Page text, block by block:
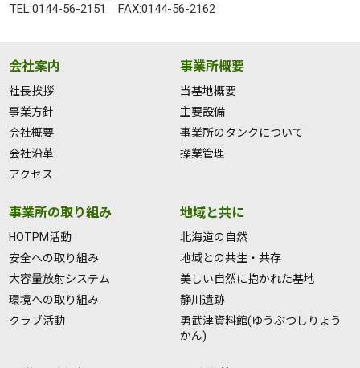
TEL:0144-56-2151 FAX:0144-56-2162
会社案内
社長挨拶
事業方針
会社概要
会社沿革
アクセス
事業所概要
当基地概要
主要設備
事業所のタンクについて
操業管理
事業所の取り組み
HOTPM活動
安全への取り組み
大容量放射システム
環境への取り組み
クラブ活動
地域と共に
北海道の自然
地域との共生・共存
美しい自然に抱かれた基地
静川遺跡
勇武津資料館(ゆうぶつしりょう
かん)